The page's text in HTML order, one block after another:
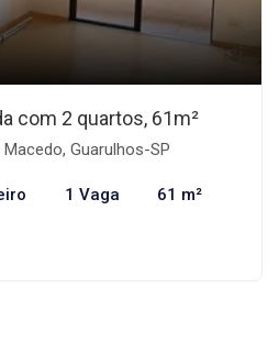
com 2 quartos, 61m²
Macedo, Guarulhos-SP
1 Vaga 61 m²